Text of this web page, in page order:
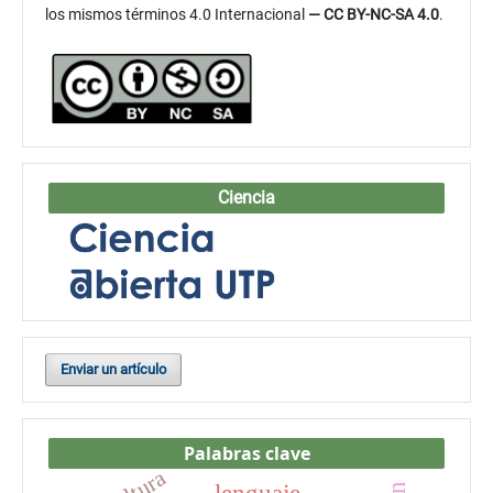
los mismos términos 4.0 Internacional — CC BY-NC-SA 4.0.
Ciencia
Enviar un artículo
Palabras clave